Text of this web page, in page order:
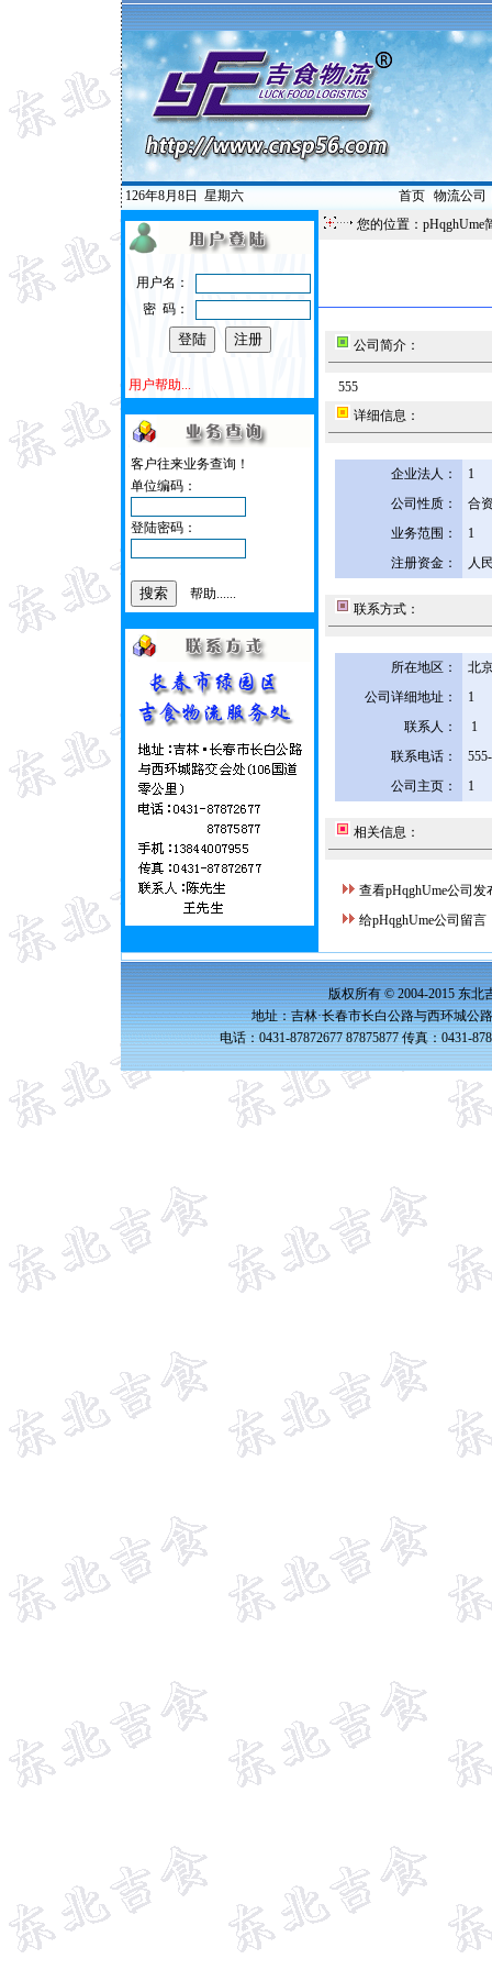
126年8月8日 星期六 首页| 物流公司
用户名：
密 码：
用户帮助...
客户往来业务查询！
单位编码：
登陆密码：
帮助......
您的位置：pHqghUme
公司简介：
555
详细信息：
企业法人：
1
公司性质：
合
业务范围：
1
注册资金：
人
联系方式：
所在地区：
北
公司详细地址：
1
联系人：
1
联系电话：
公司主页：
1
相关信息：
查看pHqghUme公司发
给pHqghUme公司留言
版权所有 © 2004-2015 东北
地址：吉林·长春市长白公路与西环城公
电话：0431-87872677 87875877 传真：0431-